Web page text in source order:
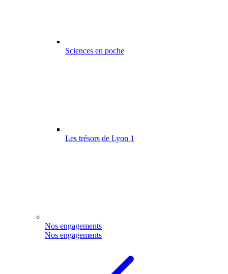
Sciences en poche
Les trésors de Lyon 1
Nos engagements
Nos engagements